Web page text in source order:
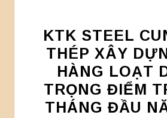
KTK STEEL
THÉP XÂY
HÀNG LOẠT
TRỌNG ĐIỂM
THÁNG ĐẦU